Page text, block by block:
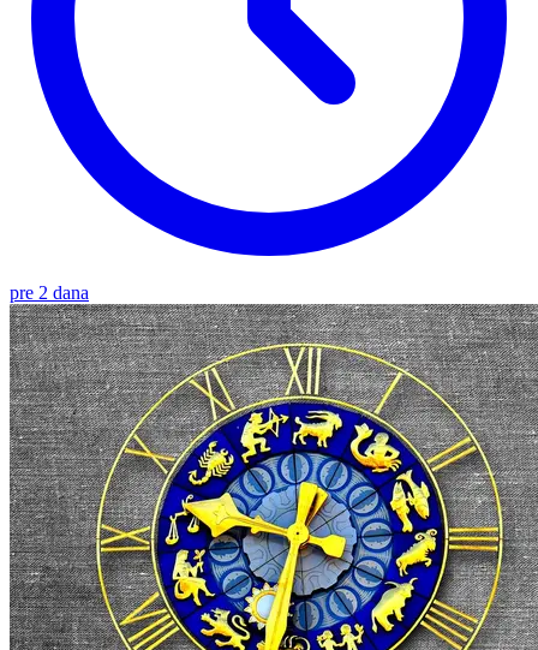
pre 2 dana